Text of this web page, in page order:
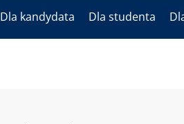
Dla kandydata Dla studenta